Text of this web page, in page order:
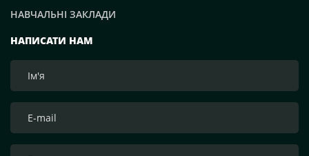
НАПИСАТИ НАМ
НАВЧАЛЬНІ ЗАКЛАДИ